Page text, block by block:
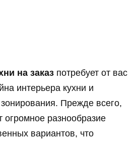
на заказ потребует от вас
интерьера кухни и
Прежде всего,
огромное разнообразие
вариантов, что